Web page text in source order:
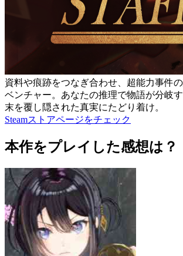
資料や痕跡をつなぎ合わせ、超能力事件
ベンチャー。あなたの推理で物語が分岐
末を覆し隠された真実にたどり着け。
Steamストアページをチェック
本作をプレイした感想は？